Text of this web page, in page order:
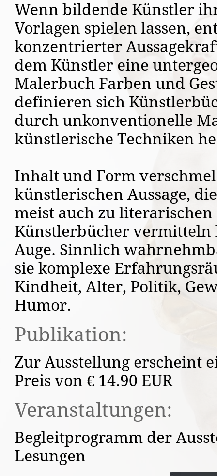
Wenn bildende Künstler
Vorlagen spielen lassen,
konzentrierter
dem Künstler eine
Malerbuch Farben und
definieren sich
durch unkonventionelle
künstlerische Techniken
Inhalt und Form
künstlerischen Aussage,
meist auch zu
Künstlerbücher vermitteln
Auge. Sinnlich
sie komplexe
Kindheit, Alter, Politik,
Humor.
Publikation:
Zur Ausstellung erscheint
Preis von € 14.90 EUR
Veranstaltungen:
Begleitprogramm der
Lesungen